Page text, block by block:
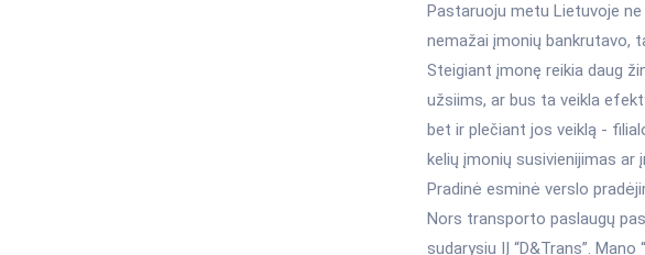
Pastaruoju metu Lietuvoje
nemažai įmonių bankrutavo,
Steigiant įmonę reikia daug
užsiims, ar bus ta veikla
bet ir plečiant jos veiklą -
kelių įmonių susivienijimas ar
Pradinė esminė verslo
Nors transporto paslaugų
sudarysiu IĮ “D&Trans”.